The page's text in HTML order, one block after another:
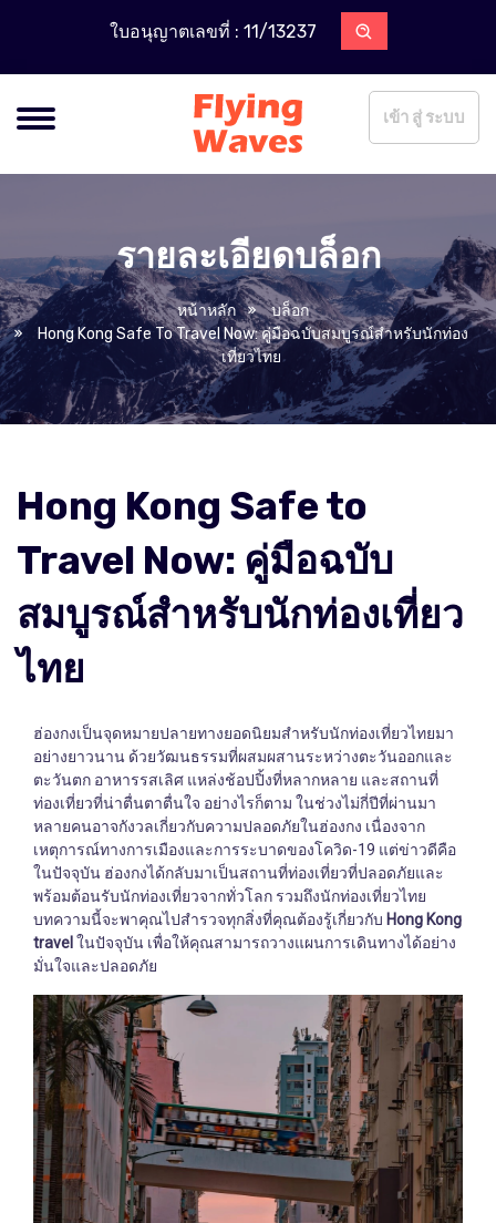
ใบอนุญาตเลขที่ : 11/13237
เข้า สู่ ระบบ
รายละเอียดบล็อก
หน้าหลัก
บล็อก
Hong Kong Safe To Travel Now: คู่มือฉบับสมบูรณ์สำหรับนักท่อง
เที่ยวไทย
Hong Kong Safe to
Travel Now: คู่มือฉบับ
สมบูรณ์สำหรับนักท่องเที่ยว
ไทย
ฮ่องกงเป็นจุดหมายปลายทางยอดนิยมสำหรับนักท่องเที่ยวไทยมา
อย่างยาวนาน ด้วยวัฒนธรรมที่ผสมผสานระหว่างตะวันออกและ
ตะวันตก อาหารรสเลิศ แหล่งช้อปปิ้งที่หลากหลาย และสถานที่
ท่องเที่ยวที่น่าตื่นตาตื่นใจ อย่างไรก็ตาม ในช่วงไม่กี่ปีที่ผ่านมา
หลายคนอาจกังวลเกี่ยวกับความปลอดภัยในฮ่องกง เนื่องจาก
เหตุการณ์ทางการเมืองและการระบาดของโควิด-19 แต่ข่าวดีคือ
ในปัจจุบัน ฮ่องกงได้กลับมาเป็นสถานที่ท่องเที่ยวที่ปลอดภัยและ
พร้อมต้อนรับนักท่องเที่ยวจากทั่วโลก รวมถึงนักท่องเที่ยวไทย
บทความนี้จะพาคุณไปสำรวจทุกสิ่งที่คุณต้องรู้เกี่ยวกับ Hong Kong
travel ในปัจจุบัน เพื่อให้คุณสามารถวางแผนการเดินทางได้อย่าง
มั่นใจและปลอดภัย